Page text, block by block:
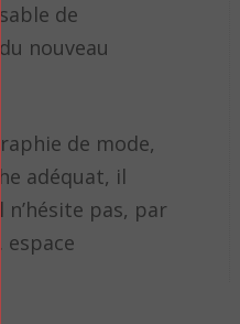
de
nouveau
de mode,
adéquat, il
pas, par